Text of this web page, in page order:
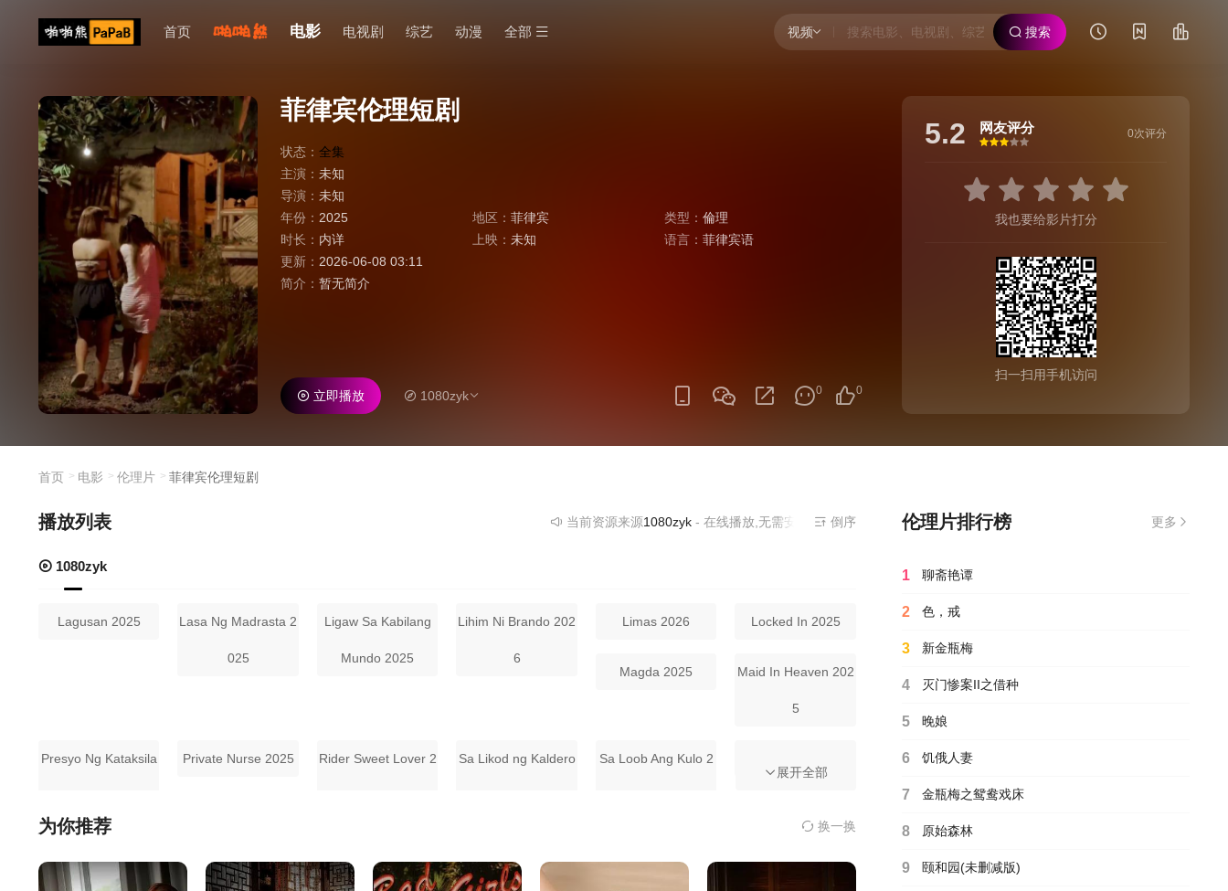
视频 搜索
首页 电影 电视剧 综艺 动漫 全部
菲律宾伦理短剧
状态： 全集
主演： 未知
导演： 未知
年份： 2025 地区： 菲律宾 类型： 倫理
时长： 内详 上映： 未知 语言： 菲律宾语
更新： 2026-06-08 03:11
简介： 暂无简介
0
0
立即播放 1080zyk
5.2 网友评分
很差
较差还行推荐力荐
0次评分
我也要给影片打分
扫一扫用手机访问
首页 电影 伦理片 菲律宾伦理短剧
播放列表 当前资源来源1080zyk- 在线播放,无需安装播放器 倒序
1080zyk
Lagusan 2025 Lasa Ng Madrasta 2
025
Ligaw Sa Kabilang
Mundo 2025
Lihim Ni Brando 202
6
Limas 2026 Locked In 2025
Magda 2025 Maid In Heaven 202
5
Presyo Ng Kataksila Private Nurse 2025 Rider Sweet Lover 2 Sa Likod ng Kaldero Sa Loob Ang Kulo 2
展开全部
为你推荐 换一换
伦理片排行榜 更多
1 聊斋艳谭
2 色，戒
3 新金瓶梅
4 灭门惨案II之借种
5 晚娘
6 饥俄人妻
7 金瓶梅之鸳鸯戏床
8 原始森林
9 颐和园(未删减版)